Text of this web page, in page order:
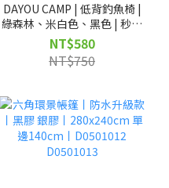
DAYOU CAMP | 低背釣魚椅 |
綠森林、米白色、黑色 | 秒開
即坐、雙倍置物空間 |
D0503119
NT$580
NT$750